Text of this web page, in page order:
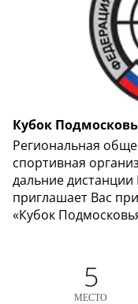
Кубок
Региональная
спортивная
дальние
приглашает Вас
«Кубок
5
МЕСТО